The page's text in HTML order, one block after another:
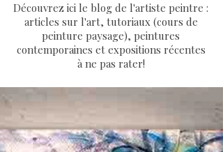
Découvrez ici le blog de l'artiste peintre :
articles sur l'art, tutoriaux (cours de
peinture paysage), peintures
contemporaines et expositions récentes
à ne pas rater!